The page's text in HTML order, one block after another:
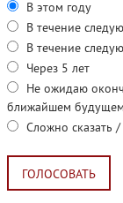
В этом году
В течение
В течение
Через 5 лет
Не ожидаю
ближайшем будущем
Сложно сказать
ГОЛОСОВАТЬ